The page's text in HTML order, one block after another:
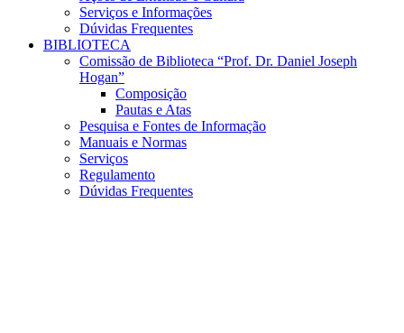
Serviços e Informações
Dúvidas Frequentes
BIBLIOTECA
Comissão de Biblioteca “Prof. Dr. Daniel Joseph
Hogan”
Composição
Pautas e Atas
Pesquisa e Fontes de Informação
Manuais e Normas
Serviços
Regulamento
Dúvidas Frequentes